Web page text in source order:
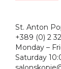
St.
+389 (0) 2
Monday –
Saturday